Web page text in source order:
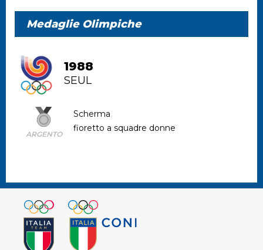
Medaglie Olimpiche
1988
SEUL
ARGENTO
Scherma
fioretto a squadre donne